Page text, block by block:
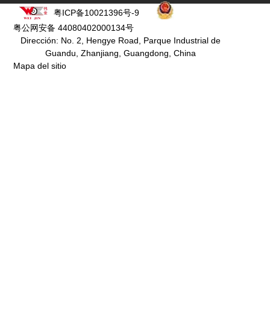
粤ICP备10021396号-9
粤公网安备 44080402000134号
Dirección: No. 2, Hengye Road, Parque Industrial de
Guandu, Zhanjiang, Guangdong, China
Mapa del sitio